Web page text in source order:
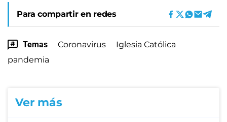
Para compartir en redes
Temas Coronavirus
Iglesia Católica
pandemia
Ver más